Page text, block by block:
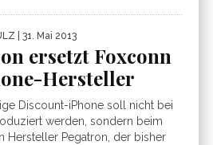
| 31. Mai 2013
ersetzt Foxconn
Hersteller
Discount-iPhone soll nicht bei
werden, sondern beim
Hersteller Pegatron, der bisher